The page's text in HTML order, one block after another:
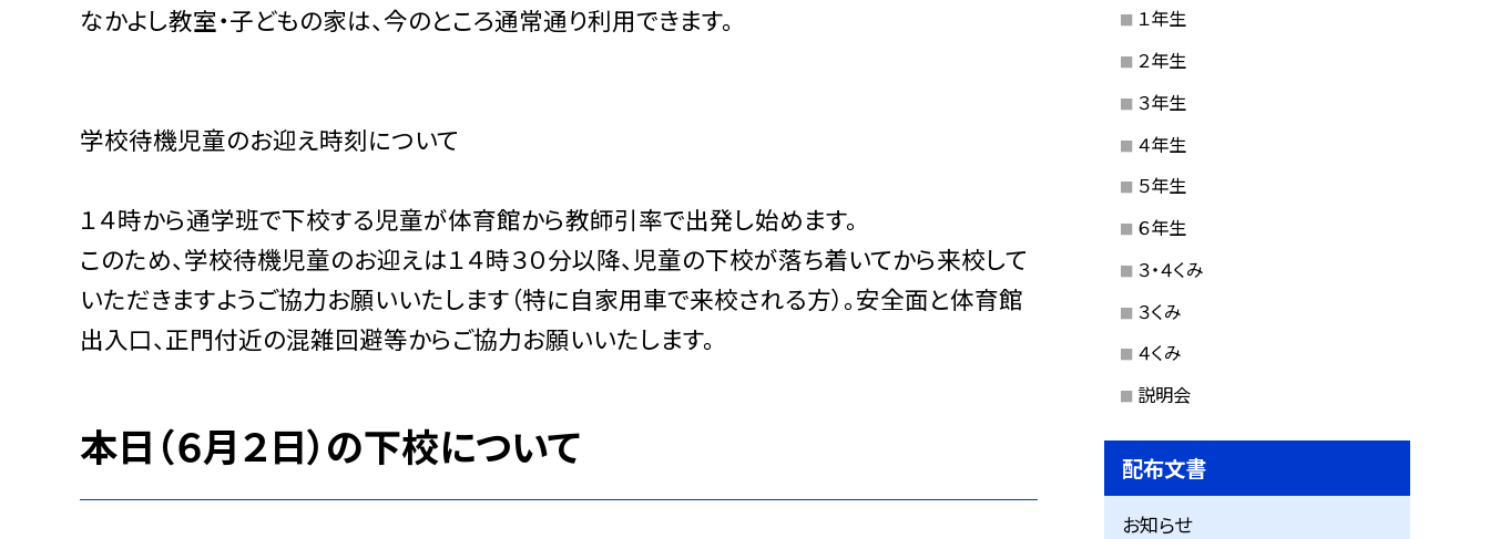
なかよし教室・子どもの家は、今のところ通常通り利用できます。
学校待機児童のお迎え時刻について
１４時から通学班で下校する児童が体育館から教師引率で出発し始めます。
このため、学校待機児童のお迎えは１４時３０分以降、児童の下校が落ち着いてから来校して
いただきますようご協力お願いいたします（特に自家用車で来校される方）。安全面と体育館
出入口、正門付近の混雑回避等からご協力お願いいたします。
本日（６月２日）の下校について
１年生
２年生
３年生
４年生
５年生
６年生
３・４くみ
３くみ
４くみ
説明会
配布文書
お知らせ